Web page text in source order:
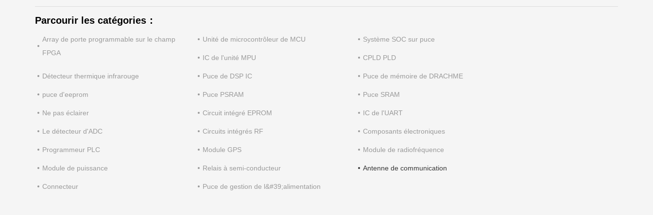
Parcourir les catégories：
Array de porte programmable sur le champ
FPGA
Unité de microcontrôleur de MCU Système SOC sur puce
IC de l'unité MPU CPLD PLD
Détecteur thermique infrarouge Puce de DSP IC Puce de mémoire de DRACHME
puce d'eeprom Puce PSRAM Puce SRAM
Ne pas éclairer Circuit intégré EPROM IC de l'UART
Le détecteur d'ADC Circuits intégrés RF Composants électroniques
Programmeur PLC Module GPS Module de radiofréquence
Module de puissance Relais à semi-conducteur Antenne de communication
Connecteur Puce de gestion de l&#39;alimentation